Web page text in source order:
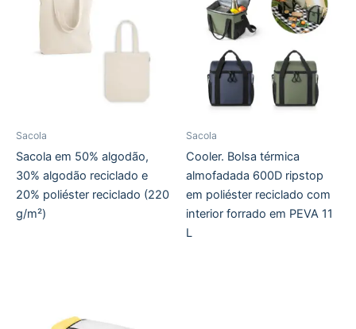
Sacola
Sacola em 50% algodão,
30% algodão reciclado e
20% poliéster reciclado (220
g/m²)
Sacola
Cooler. Bolsa térmica
almofadada 600D ripstop
em poliéster reciclado com
interior forrado em PEVA 11
L